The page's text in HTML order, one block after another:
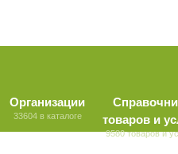
Организации
33604 в каталоге
товаров и
9580 товаров и